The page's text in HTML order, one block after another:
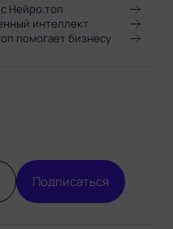
Нейро.топ
интеллект
помогает бизнесу
Подписаться